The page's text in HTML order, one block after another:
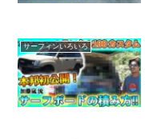
サーフィンいろいろ